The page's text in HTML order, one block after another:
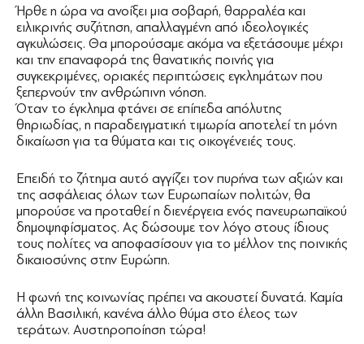
Ήρθε η ώρα να ανοίξει μια σοβαρή, θαρραλέα και
ειλικρινής συζήτηση, απαλλαγμένη από ιδεολογικές
αγκυλώσεις. Θα μπορούσαμε ακόμα να εξετάσουμε μέχρι
και την επαναφορά της θανατικής ποινής για
συγκεκριμένες, οριακές περιπτώσεις εγκλημάτων που
ξεπερνούν την ανθρώπινη νόηση.
Όταν το έγκλημα φτάνει σε επίπεδα απόλυτης
θηριωδίας, η παραδειγματική τιμωρία αποτελεί τη μόνη
δικαίωση για τα θύματα και τις οικογένειές τους.
Επειδή το ζήτημα αυτό αγγίζει τον πυρήνα των αξιών και
της ασφάλειας όλων των Ευρωπαίων πολιτών, θα
μπορούσε να προταθεί η διενέργεια ενός πανευρωπαϊκού
δημοψηφίσματος. Ας δώσουμε τον λόγο στους ίδιους
τους πολίτες να αποφασίσουν για το μέλλον της ποινικής
δικαιοσύνης στην Ευρώπη.
Η φωνή της κοινωνίας πρέπει να ακουστεί δυνατά. Καμία
άλλη Βασιλική, κανένα άλλο θύμα στο έλεος των
τεράτων. Αυστηροποίηση τώρα!